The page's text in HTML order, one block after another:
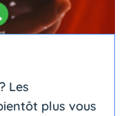
Les
plus vous